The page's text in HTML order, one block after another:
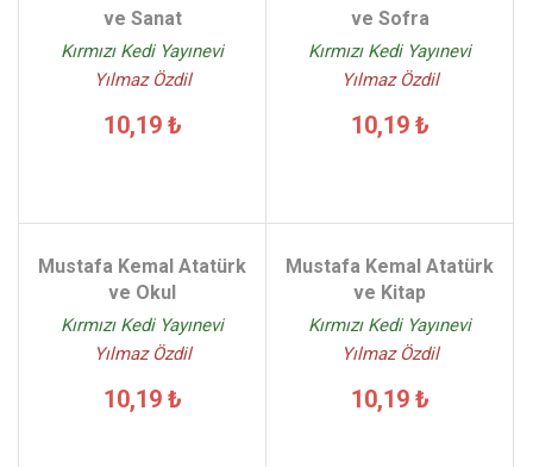
ve Sanat
Kırmızı Kedi Yayınevi
Yılmaz Özdil
10,19 ₺
ve Sofra
Kırmızı Kedi Yayınevi
Yılmaz Özdil
10,19 ₺
Mustafa Kemal Atatürk
ve Okul
Kırmızı Kedi Yayınevi
Yılmaz Özdil
10,19 ₺
Mustafa Kemal Atatürk
ve Kitap
Kırmızı Kedi Yayınevi
Yılmaz Özdil
10,19 ₺